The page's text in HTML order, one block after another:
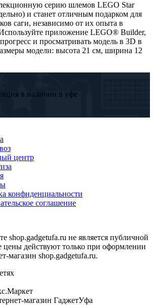
серию шлемов LEGO Star
и станет отличным подарком для
саги, независимо от их опыта в
приложение LEGO® Builder,
и просматривать модель в 3D в
модели: высота 21 см, ширина 12
в наличии в уфе
центр
конфиденциальности
соглашение
shop.gadgetufa.ru не является публичной
цены действуют только при оформлении
магазин shop.gadgetufa.ru.
магазин ГаджетУфа